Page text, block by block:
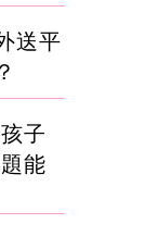
送平
子
能